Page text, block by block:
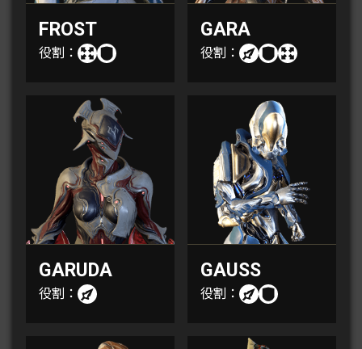
FROST
役割：
GARA
役割：
GARUDA
役割：
GAUSS
役割：